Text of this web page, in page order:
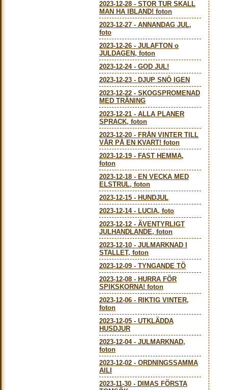
2023-12-28 - STOR TUR SKALL
MAN HA IBLAND! foton
2023-12-27 - ANNANDAG JUL,
foto
2023-12-26 - JULAFTON o
JULDAGEN, foton
2023-12-24- GOD JUL!
2023-12-23 - DJUP SNÖ IGEN
2023-12-22 - SKOGSPROMENAD
MED TRÄNING
2023-12-21 - ALLA PLANER
SPRACK, foton
2023-12-20 - FRÅN VINTER TILL
VÅR PÅ EN KVART! foton
2023-12-19 - FAST HEMMA,
foton
2023-12-18 - EN VECKA MED
ELSTRUL, foton
2023-12-15 - HUNDJUL
2023-12-14- LUCIA, foto
2023-12-12 - ÄVENTYRLIGT
JULHANDLANDE, foton
2023-12-10 - JULMARKNAD I
STALLET, foton
2023-12-09 - TYNGANDE TÖ
2023-12-08 - HURRA FÖR
SPIKSKORNA! foton
2023-12-06 - RIKTIG VINTER,
foton
2023-12-05 - UTKLÄDDA
HUSDJUR
2023-12-04- JULMARKNAD,
foton
2023-12-02 - ORDNINGSSAMMA
AILI
2023-11-30 - DIMAS FÖRSTA